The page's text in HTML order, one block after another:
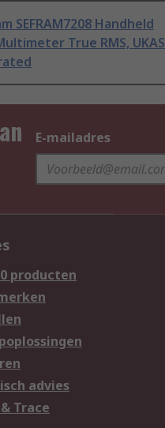
SEFRAM7208 Handheld
True RMS, UKAS
E-mailadres
producten
advies
Trace